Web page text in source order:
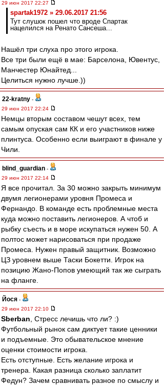
29 июн 2017 22:27
spartak1972 » 29.06.2017 21:56
Тут слушок пошел что вроде Спартак
нацелился на Ренато Сансеша...
Нашёл три слуха про этого игрока.
Все три были ещё в мае: Барселона, Ювентус,
Манчестер Юнайтед...
Целиться нужно лучше.))
22-kratny -
29 июн 2017 22:24
Немцы вторым составом чешут всех, тем
самым опуская сам КК и его участников ниже
плинтуса. Особенно если выиграют в финале у
Чили.
blind_guardian -
29 июн 2017 22:14
Я все прочитал. За 30 можно закрыть минимум
двумя легионерами уровня Промеса и
Фернандо. В команде есть проблемные места
куда можно поставить легионеров. А чтоб и
рыбку съесть и в море искупаться нужен 50. А
полтос может нарисоваться при продаже
Промеса. Нужен правый защитник. Возможно
ЦЗ уровнем выше Таски Бокетти. Игрок на
позицию Жано-Попов умеющий так же сыграть
на фланге.
Йося -
29 июн 2017 22:10
Sberban , Стресс лечишь что ли? :)
Футбольный рынок сам диктует такие ценники
и подъемные. Это обывательское мнение
оценки стоимости игрока.
Есть отступные. Есть желание игрока и
тренера. Какая разница сколько заплатит
Федун? Зачем сравнивать разное по смыслу и